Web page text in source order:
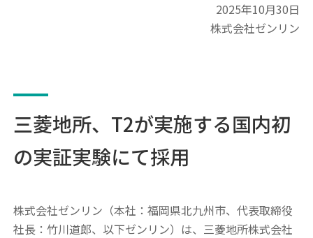
2025年10月30日
株式会社ゼンリン
三菱地所、T2が実施する国内初
の実証実験にて採用
株式会社ゼンリン（本社：福岡県北九州市、代表取締役
社長：竹川道郎、以下ゼンリン）は、三菱地所株式会社